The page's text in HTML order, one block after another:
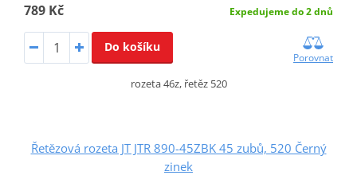
789 Kč Expedujeme do 2 dnů
Do košíku
Porovnat
rozeta 46z, řetěz 520
Řetězová rozeta JT JTR 890-45ZBK 45 zubů, 520 Černý
zinek